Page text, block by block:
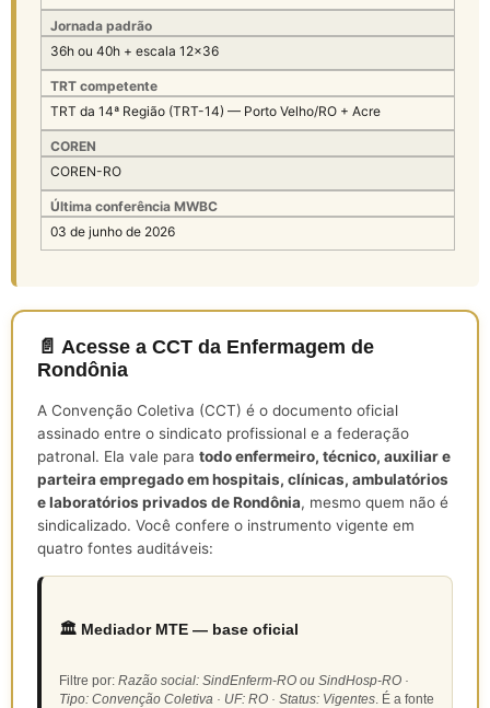
Jornada padrão
36h ou 40h + escala 12×36
TRT competente
TRT da 14ª Região (TRT-14) — Porto Velho/RO + Acre
COREN
COREN-RO
Última conferência MWBC
03 de junho de 2026
📄 Acesse a CCT da Enfermagem de
Rondônia
A Convenção Coletiva (CCT) é o documento oficial
assinado entre o sindicato profissional e a federação
patronal. Ela vale para todo enfermeiro, técnico, auxiliar e
parteira empregado em hospitais, clínicas, ambulatórios
e laboratórios privados de Rondônia, mesmo quem não é
sindicalizado. Você confere o instrumento vigente em
quatro fontes auditáveis:
🏛️ Mediador MTE — base oficial
Filtre por: Razão social: SindEnferm-RO ou SindHosp-RO ·
Tipo: Convenção Coletiva · UF: RO · Status: Vigentes. É a fonte